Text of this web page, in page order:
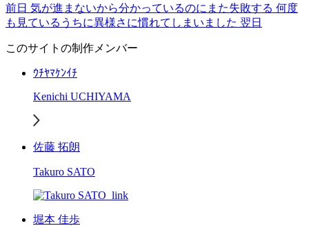
前日 気が進まないから分かっているのにまた失敗する 何度
も見ているうちに異様さに慣れてしまいました 翌日
このサイトの制作メンバー
ｳﾁﾔﾏｹﾝｲﾁ
Kenichi UCHIYAMA
佐藤 拓朗
Takuro SATO
堀本 佳歩